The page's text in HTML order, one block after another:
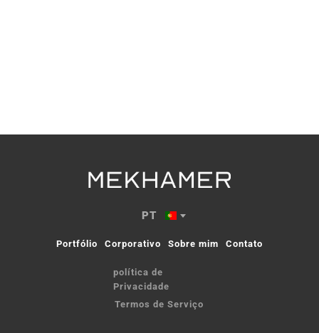
PT
Portfólio Corporativo Sobre mim Contato
política de
Privacidade
Termos de Serviço